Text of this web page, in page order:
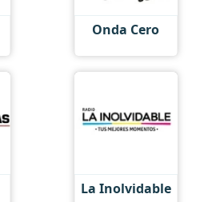
Onda Cero
La Inolvidable